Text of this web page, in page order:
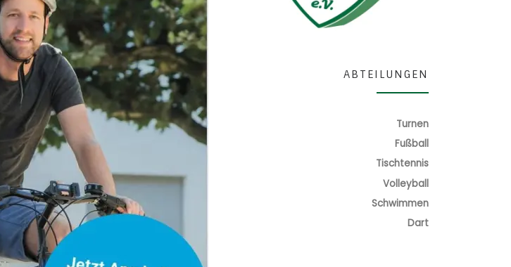
ABTEILUNGEN
Turnen
Fußball
Tischtennis
Volleyball
Schwimmen
Dart